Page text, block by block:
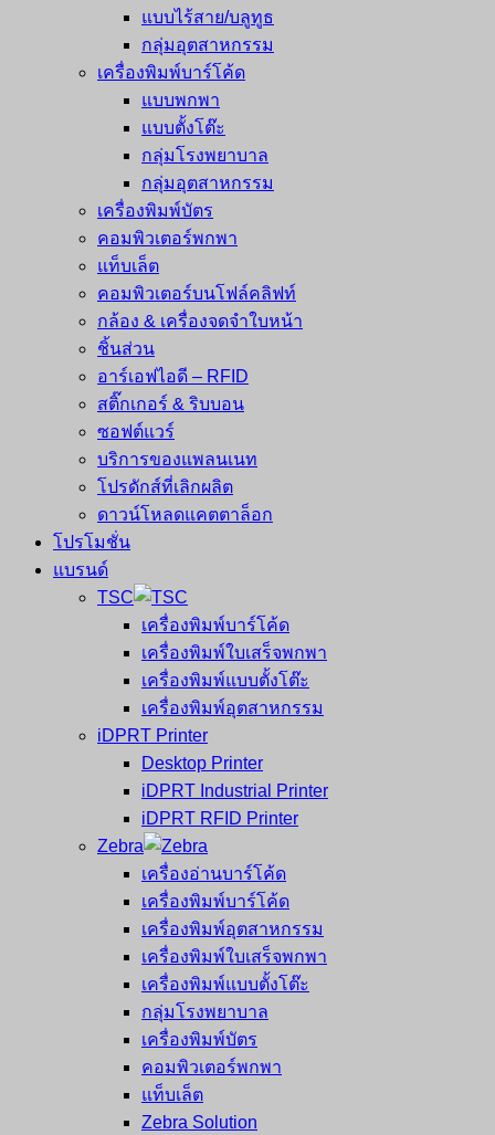
แบบไร้สาย/บลูทูธ
กลุ่มอุตสาหกรรม
เครื่องพิมพ์บาร์โค้ด
แบบพกพา
แบบตั้งโต๊ะ
กลุ่มโรงพยาบาล
กลุ่มอุตสาหกรรม
เครื่องพิมพ์บัตร
คอมพิวเตอร์พกพา
แท็บเล็ต
คอมพิวเตอร์บนโฟล์คลิฟท์
กล้อง & เครื่องจดจำใบหน้า
ชิ้นส่วน
อาร์เอฟไอดี – RFID
สติ๊กเกอร์ & ริบบอน
ซอฟต์แวร์
บริการของแพลนเนท
โปรดักส์ที่เลิกผลิต
ดาวน์โหลดแคตตาล็อก
โปรโมชั่น
แบรนด์
TSC
เครื่องพิมพ์บาร์โค้ด
เครื่องพิมพ์ใบเสร็จพกพา
เครื่องพิมพ์แบบตั้งโต๊ะ
เครื่องพิมพ์อุตสาหกรรม
iDPRT Printer
Desktop Printer
iDPRT Industrial Printer
iDPRT RFID Printer
Zebra
เครื่องอ่านบาร์โค้ด
เครื่องพิมพ์บาร์โค้ด
เครื่องพิมพ์อุตสาหกรรม
เครื่องพิมพ์ใบเสร็จพกพา
เครื่องพิมพ์แบบตั้งโต๊ะ
กลุ่มโรงพยาบาล
เครื่องพิมพ์บัตร
คอมพิวเตอร์พกพา
แท็บเล็ต
Zebra Solution